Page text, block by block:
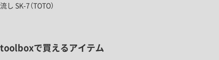
流し SK-7（TOTO）
toolboxで買えるアイテム